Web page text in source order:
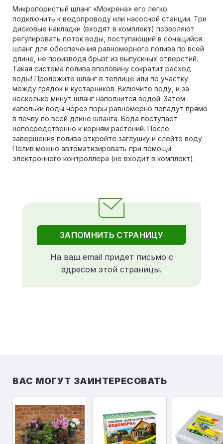
Микропористый шланг «Мокрёна» его легко
подключить к водопроводу или насосной станции. Три
дисковые накладки (входят в комплект) позволяют
регулировать поток воды, поступающий в сочащийся
шланг для обеспечения равномерного полива по всей
длине, не производя брызг из выпускных отверстий.
Такая система полива вполовину сократит расход
воды! Проложите шланг в теплице или по участку
между грядок и кустарников. Включите воду, и за
несколько минут шланг наполнится водой. Затем
капельки воды через поры равномерно попадут прямо
в почву по всей длине шланга. Вода поступает
непосредственно к корням растений. После
завершения полива откройте заглушку и слейте воду.
Полив можно автоматизировать при помощи
электронного контроллера (не входит в комплект).
ЗАПОМНИТЬ СТРАНИЦУ
На ваш email придет письмо с
адресом этой страницы.
ВАС МОГУТ ЗАИНТЕРЕСОВАТЬ